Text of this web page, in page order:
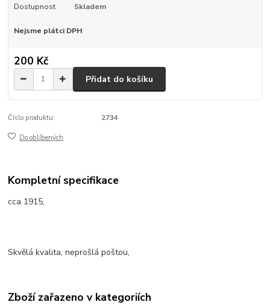
Dostupnost Skladem
Nejsme plátci DPH
200 Kč
Přidat do košíku
Číslo produktu: 2734
Do oblíbených
Kompletní specifikace
cca 1915,
Skvělá kvalita, neprošlá poštou,
Zboží zařazeno v kategoriích